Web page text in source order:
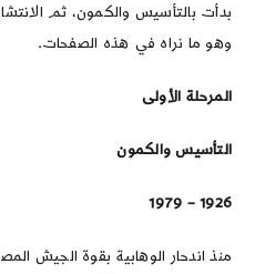
بدأت بالتأسيس والكمون، ثم
وهو ما نراه في هذه الصفحات.
المرحلة الأولى
التأسيس والكمون
1926 – 1979
منذ اندحار الوهابية بقوة الجيش